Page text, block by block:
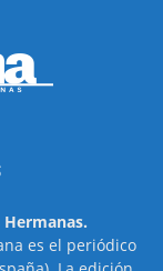
es el periódico